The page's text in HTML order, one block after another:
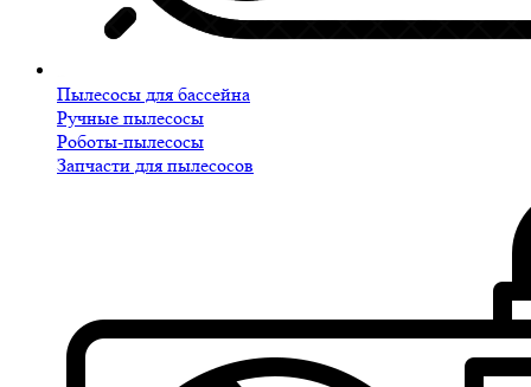
Пылесосы для бассейна
Ручные пылесосы
Роботы-пылесосы
Запчасти для пылесосов